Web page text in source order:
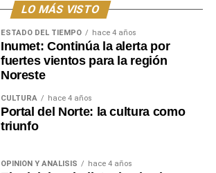
LO MÁS VISTO
ESTADO DEL TIEMPO hace 4 años
Inumet: Continúa la alerta por
fuertes vientos para la región
Noreste
CULTURA hace 4 años
Portal del Norte: la cultura como
triunfo
OPINIÓN Y ANÁLISIS hace 4 años